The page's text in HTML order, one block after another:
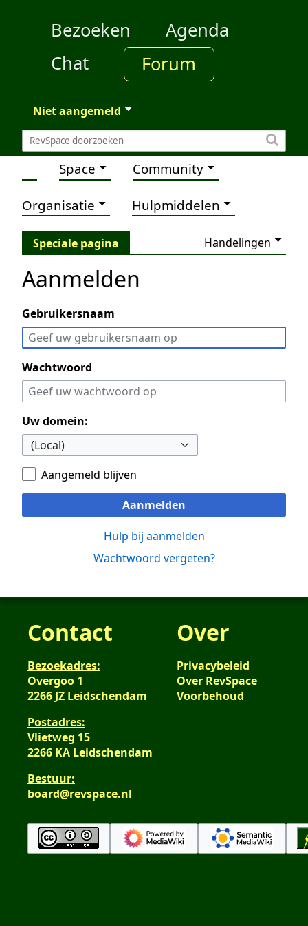
Bezoeken
Agenda
Chat
Forum
Niet aangemeld
Space Community
Organisatie Hulpmiddelen
Speciale pagina Handelingen
Aanmelden
Gebruikersnaam
Wachtwoord
Uw domein:
Aangemeld blijven
Aanmelden
Hulp bij aanmelden
Wachtwoord vergeten?
Contact
Bezoekadres:
Overgoo 1
2266 JZ Leidschendam
Postadres:
Vlietweg 15
2266 KA Leidschendam
Bestuur:
board@revspace.nl
Over
Privacybeleid
Over RevSpace
Voorbehoud